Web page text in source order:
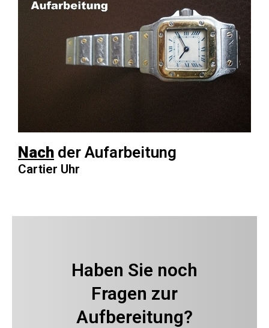
Nach der Aufarbeitung
Cartier Uhr
Haben Sie noch
Fragen zur
Aufbereitung?